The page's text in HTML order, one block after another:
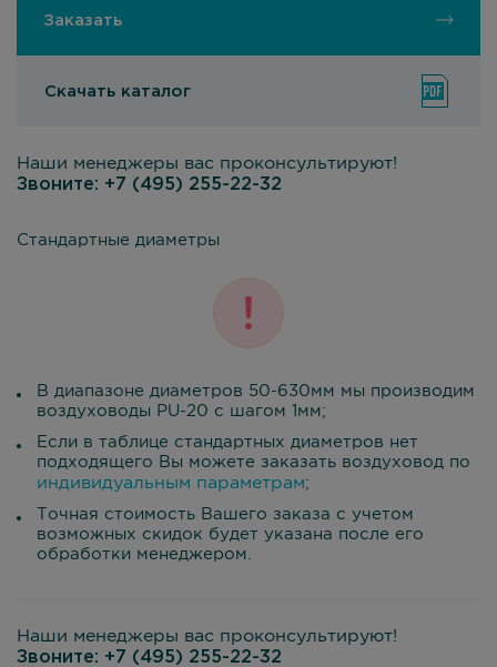
Заказать
Скачать каталог
Наши менеджеры вас проконсультируют!
Звоните: +7 (495) 255-22-32
Стандартные диаметры
В диапазоне диаметров 50-630мм мы производим
воздуховоды PU-20 с шагом 1мм;
Если в таблице стандартных диаметров нет
подходящего Вы можете заказать воздуховод по
индивидуальным параметрам;
Точная стоимость Вашего заказа с учетом
возможных скидок будет указана после его
обработки менеджером.
Наши менеджеры вас проконсультируют!
Звоните: +7 (495) 255-22-32